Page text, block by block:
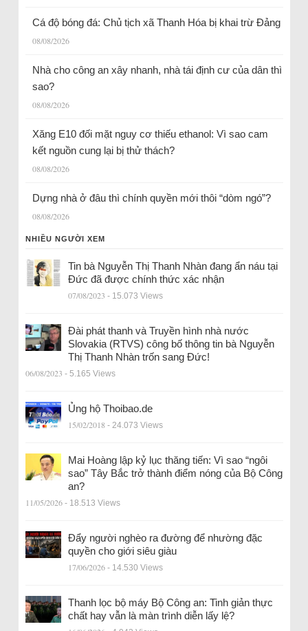
Cá độ bóng đá: Chủ tịch xã Thanh Hóa bị khai trừ Đảng
08/08/2026
Nhà cho công an xây nhanh, nhà tái định cư của dân thì
sao?
08/08/2026
Xăng E10 đối mặt nguy cơ thiếu ethanol: Vì sao cam
kết nguồn cung lại bị thử thách?
08/08/2026
Dựng nhà ở đâu thì chính quyền mới thôi “dòm ngó”?
08/08/2026
NHIỀU NGƯỜI XEM
Tin bà Nguyễn Thị Thanh Nhàn đang ẩn náu tại
Đức đã được chính thức xác nhận
07/08/2023 - 15.073 Views
Đài phát thanh và Truyền hình nhà nước
Slovakia (RTVS) công bố thông tin bà Nguyễn
Thị Thanh Nhàn trốn sang Đức!
06/08/2023 - 5.165 Views
Ủng hộ Thoibao.de
15/02/2018 - 24.073 Views
Mai Hoàng lập kỷ lục thăng tiến: Vì sao “ngôi
sao” Tây Bắc trở thành điểm nóng của Bộ Công
an?
11/05/2026 - 18.513 Views
Đẩy người nghèo ra đường để nhường đặc
quyền cho giới siêu giàu
17/06/2026 - 14.530 Views
Thanh lọc bộ máy Bộ Công an: Tinh giản thực
chất hay vẫn là màn trình diễn lấy lệ?